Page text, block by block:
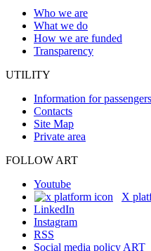
Who we are
What we do
How we are funded
Transparency
UTILITY
Information for passengers
Contacts
Site Map
Private area
FOLLOW ART
Youtube
X
LinkedIn
Instagram
RSS
Social media policy ART